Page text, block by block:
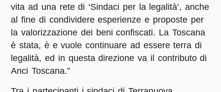
vita ad una rete di ‘Sindaci per la legalità’, anche
al fine di condividere esperienze e proposte per
la valorizzazione dei beni confiscati. La Toscana
è stata, è e vuole continuare ad essere terra di
legalità, ed in questa direzione va il contributo di
Anci Toscana.”